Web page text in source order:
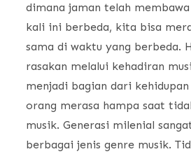
dimana jaman telah
kali ini berbeda, kita bisa
sama di waktu yang berbeda.
rasakan melalui kehadiran
menjadi bagian dari
orang merasa hampa saat
musik. Generasi milenial
berbagai jenis genre musik.